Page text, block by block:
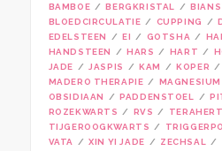
BAMBOE
BERGKRISTAL
BLOEDCIRCULATIE
CUPPING
EDELSTEEN
EI GOTSHA
HANDSTEEN
HARS HART
JADE
JASPIS KAM KOPER
MADERO THERAPIE
MAGNESIUM
OBSIDIAAN
PADDENSTOEL
ROZEKWARTS
RVS
TIJGEROOGKWARTS
VATA
XIN YI JADE ZECHSAL